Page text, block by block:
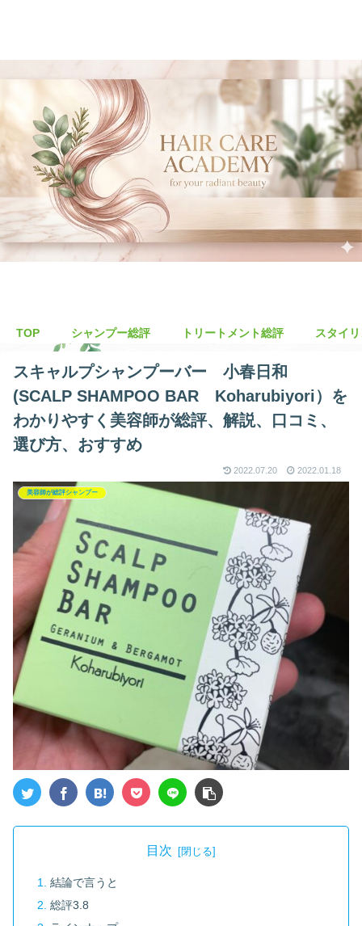
TOP シャンプー総評 トリートメント総評 スタイ
スキャルプシャンプーバー 小春日和
(SCALP SHAMPOO BAR Koharubiyori）を
わかりやすく美容師が総評、解説、口コミ、
選び方、おすすめ
2022.07.20 2022.01.18
美容師が総評シャンプー
目次
結論で言うと
総評3.8